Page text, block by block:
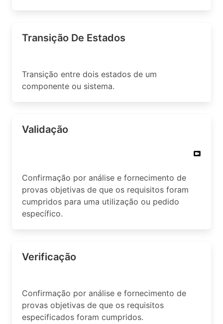
Transição De Estados
Transição entre dois estados de um
componente ou sistema.
Validação
Confirmação por análise e fornecimento de
provas objetivas de que os requisitos foram
cumpridos para uma utilização ou pedido
específico.
Verificação
Confirmação por análise e fornecimento de
provas objetivas de que os requisitos
especificados foram cumpridos.